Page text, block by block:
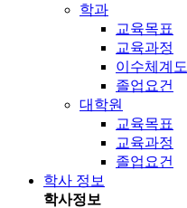
학과
교육목표
교육과정
이수체계도
졸업요건
대학원
교육목표
교육과정
졸업요건
학사 정보
학사정보